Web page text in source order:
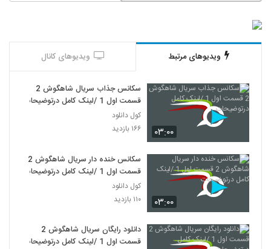
ویدیوهای مرتبط ویدیوهای کانال
۰۳:۰۰
سکانس جذاب سریال شاهگوش 2
قسمت اول 1 /لینک کامل درتوضیحات
کول دانلود
۱۶۶ بازدید
۰۳:۰۰
سکانس خنده دار سریال شاهگوش 2
قسمت اول 1 /لینک کامل درتوضیحات
کول دانلود
۱۱۰ بازدید
دانلود رایگان سریال شاهگوش 2
قسمت اول 1 /لینک کامل درتوضیحات